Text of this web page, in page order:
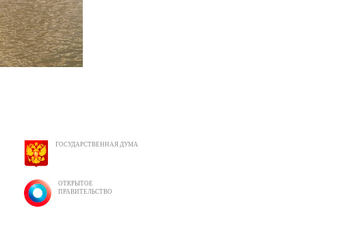
ГОСУДАРСТВЕННАЯ ДУМА
ОТКРЫТОЕ
ПРАВИТЕЛЬСТВО